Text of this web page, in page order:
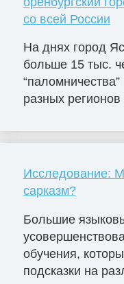
со всей России
На днях город
больше 15 тыс.
разных
Исследование:
сарказм?
Большие
обучения,
подсказки на